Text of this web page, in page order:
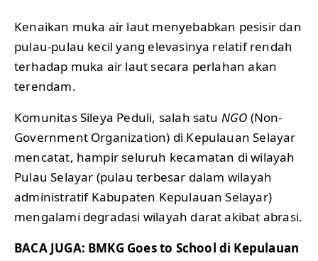
Kenaikan muka air laut menyebabkan pesisir dan
pulau-pulau kecil yang elevasinya relatif rendah
terhadap muka air laut secara perlahan akan
terendam.
Komunitas Sileya Peduli, salah satu NGO (Non-
Government Organization) di Kepulauan Selayar
mencatat, hampir seluruh kecamatan di wilayah
Pulau Selayar (pulau terbesar dalam wilayah
administratif Kabupaten Kepulauan Selayar)
mengalami degradasi wilayah darat akibat abrasi.
BACA JUGA: BMKG Goes to School di Kepulauan